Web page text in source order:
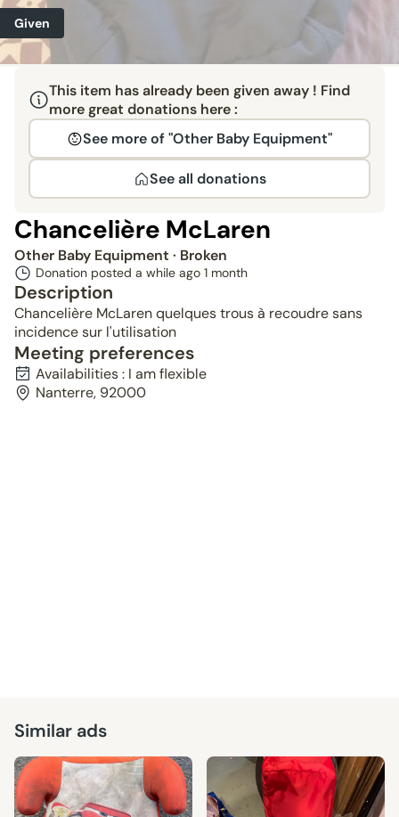
Given
This item has already been given away ! Find
more great donations here :
See more of "Other Baby Equipment"
See all donations
Chancelière McLaren
Other Baby Equipment · Broken
Donation posted a while ago 1 month
Description
Chancelière McLaren quelques trous à recoudre sans
incidence sur l'utilisation
Meeting preferences
Availabilities : I am flexible
Nanterre, 92000
Similar ads